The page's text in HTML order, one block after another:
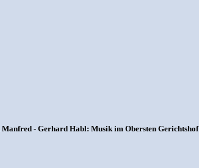
- Gerhard Habl: Musik im Obersten Gerichtshof